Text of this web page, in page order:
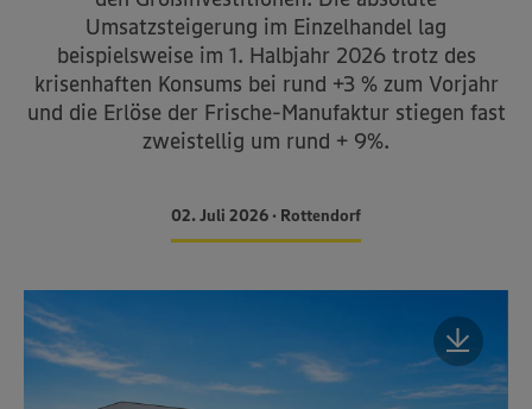
Umsatzsteigerung im Einzelhandel lag
beispielsweise im 1. Halbjahr 2026 trotz des
krisenhaften Konsums bei rund +3 % zum Vorjahr
und die Erlöse der Frische-Manufaktur stiegen fast
zweistellig um rund + 9%.
02. Juli 2026 • Rottendorf